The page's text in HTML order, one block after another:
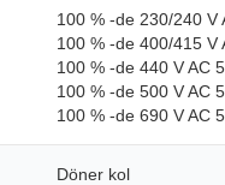
100 % -de 230/240 V
100 % -de 400/415 V
100 % -de 440 V AC
100 % -de 500 V AC
100 % -de 690 V AC
Döner kol